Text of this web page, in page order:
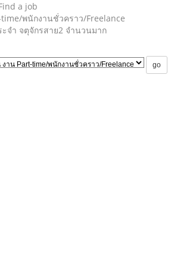
a job
พนักงานชั่วคราว/Freelance
จำ จตุจักรสาย2 จำนวนมาก